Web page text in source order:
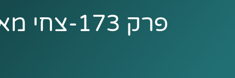
פרק